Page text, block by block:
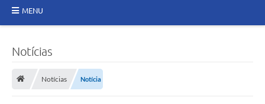
MENU
A História
Notícias
Notícias Notícia